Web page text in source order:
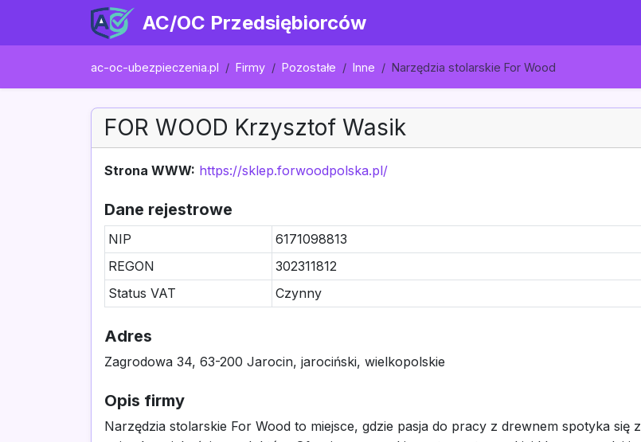
AC/OC Przedsiębiorców
ac-oc-ubezpieczenia.pl Firmy Pozostałe Inne Narzędzia stolarskie For Wood
FOR WOOD Krzysztof Wasik
Strona WWW: https://sklep.forwoodpolska.pl/
Dane rejestrowe
NIP
6171098813
REGON
302311812
Status VAT
Czynny
Adres
Zagrodowa 34, 63-200 Jarocin, jarociński, wielkopolskie
Opis firmy
Narzędzia stolarskie For Wood to miejsce, gdzie pasja do pracy z drewnem spotyka się z